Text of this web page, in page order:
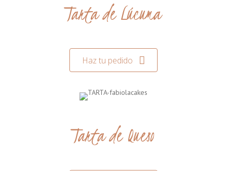
Tarta de Lúcuma
Haz tu pedido
Tarta de Queso